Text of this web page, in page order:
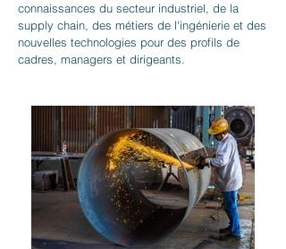
connaissances du secteur industriel, de la
supply chain, des métiers de l'ingénierie et des
nouvelles technologies pour des profils de
cadres, managers et dirigeants.